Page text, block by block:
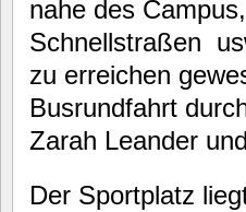
nahe des
Schnellstraßen
zu erreichen
Busrundfahrt
Zarah Leander
Der Sportplatz